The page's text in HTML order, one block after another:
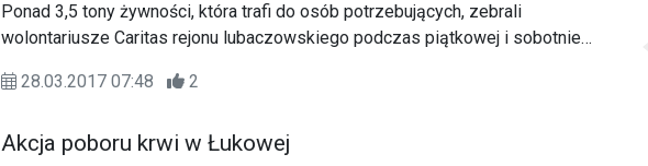
Ponad 3,5 tony żywności, która trafi do osób potrzebujących, zebrali
wolontariusze Caritas rejonu lubaczowskiego podczas piątkowej i sobotniej
28.03.2017 07:48
2
Akcja poboru krwi w Łukowej